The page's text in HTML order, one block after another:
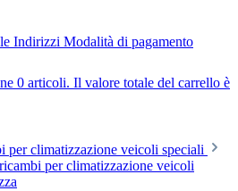
Indirizzi Modalità di pagamento
0 articoli. Il valore totale del carrello è
per climatizzazione veicoli speciali
per climatizzazione veicoli